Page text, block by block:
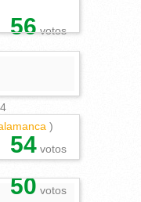
56votos
)
54 votos
50 votos